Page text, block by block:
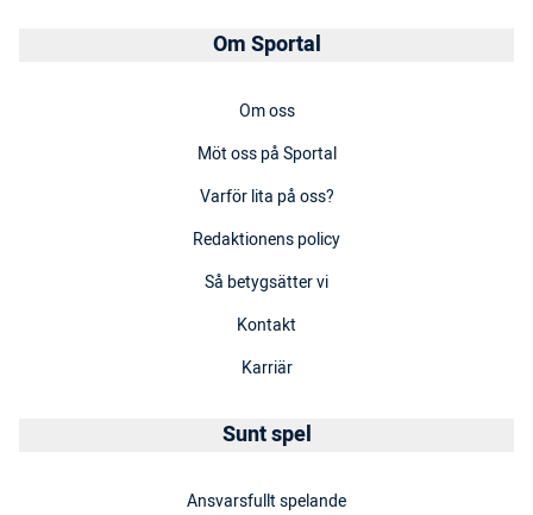
Om Sportal
Om oss
Möt oss på Sportal
Varför lita på oss?
Redaktionens policy
Så betygsätter vi
Kontakt
Karriär
Sunt spel
Ansvarsfullt spelande